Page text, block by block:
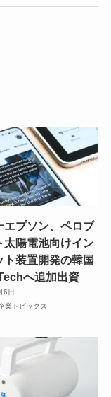
エプソン、ペロブ
太陽電池向けイン
ト装置開発の韓国
へ追加出資
6日
業トピックス